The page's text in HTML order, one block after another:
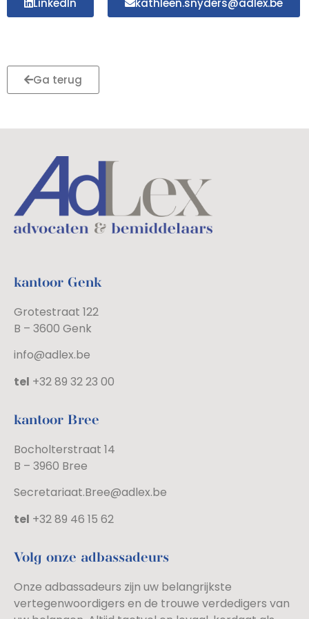
LinkedIn kathleen.snyders@adlex.be
Ga terug
kantoor Genk
Grotestraat 122
B – 3600 Genk
info@adlex.be
tel +32 89 32 23 00
kantoor Bree
Bocholterstraat 14
B – 3960 Bree
Secretariaat.Bree@adlex.be
tel +32 89 46 15 62
Volg onze adbassadeurs
Onze adbassadeurs zijn uw belangrijkste
vertegenwoordigers en de trouwe verdedigers van